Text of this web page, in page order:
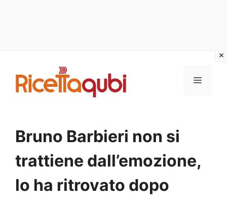
contenuto
MENU
Bruno Barbieri non si
trattiene dall’emozione,
lo ha ritrovato dopo